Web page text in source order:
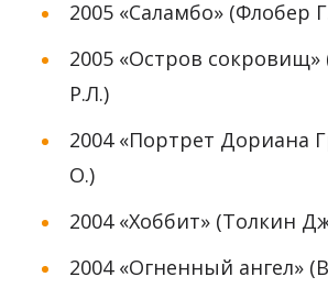
2005 «Саламбо» (Флобер
2005 «Остров сокровищ»
Р.Л.)
2004 «Портрет Дориана
О.)
2004 «Хоббит» (Толкин
2004 «Огненный ангел»